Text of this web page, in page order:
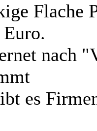
Flache
nach
es